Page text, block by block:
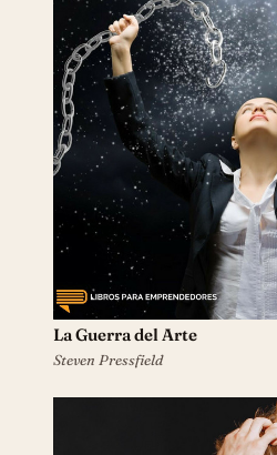
La Guerra del Arte
Steven Pressfield